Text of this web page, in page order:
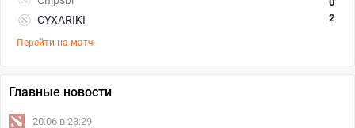
CYXARIKI
2
Перейти на матч
Главные новости
20.06 в 23:29